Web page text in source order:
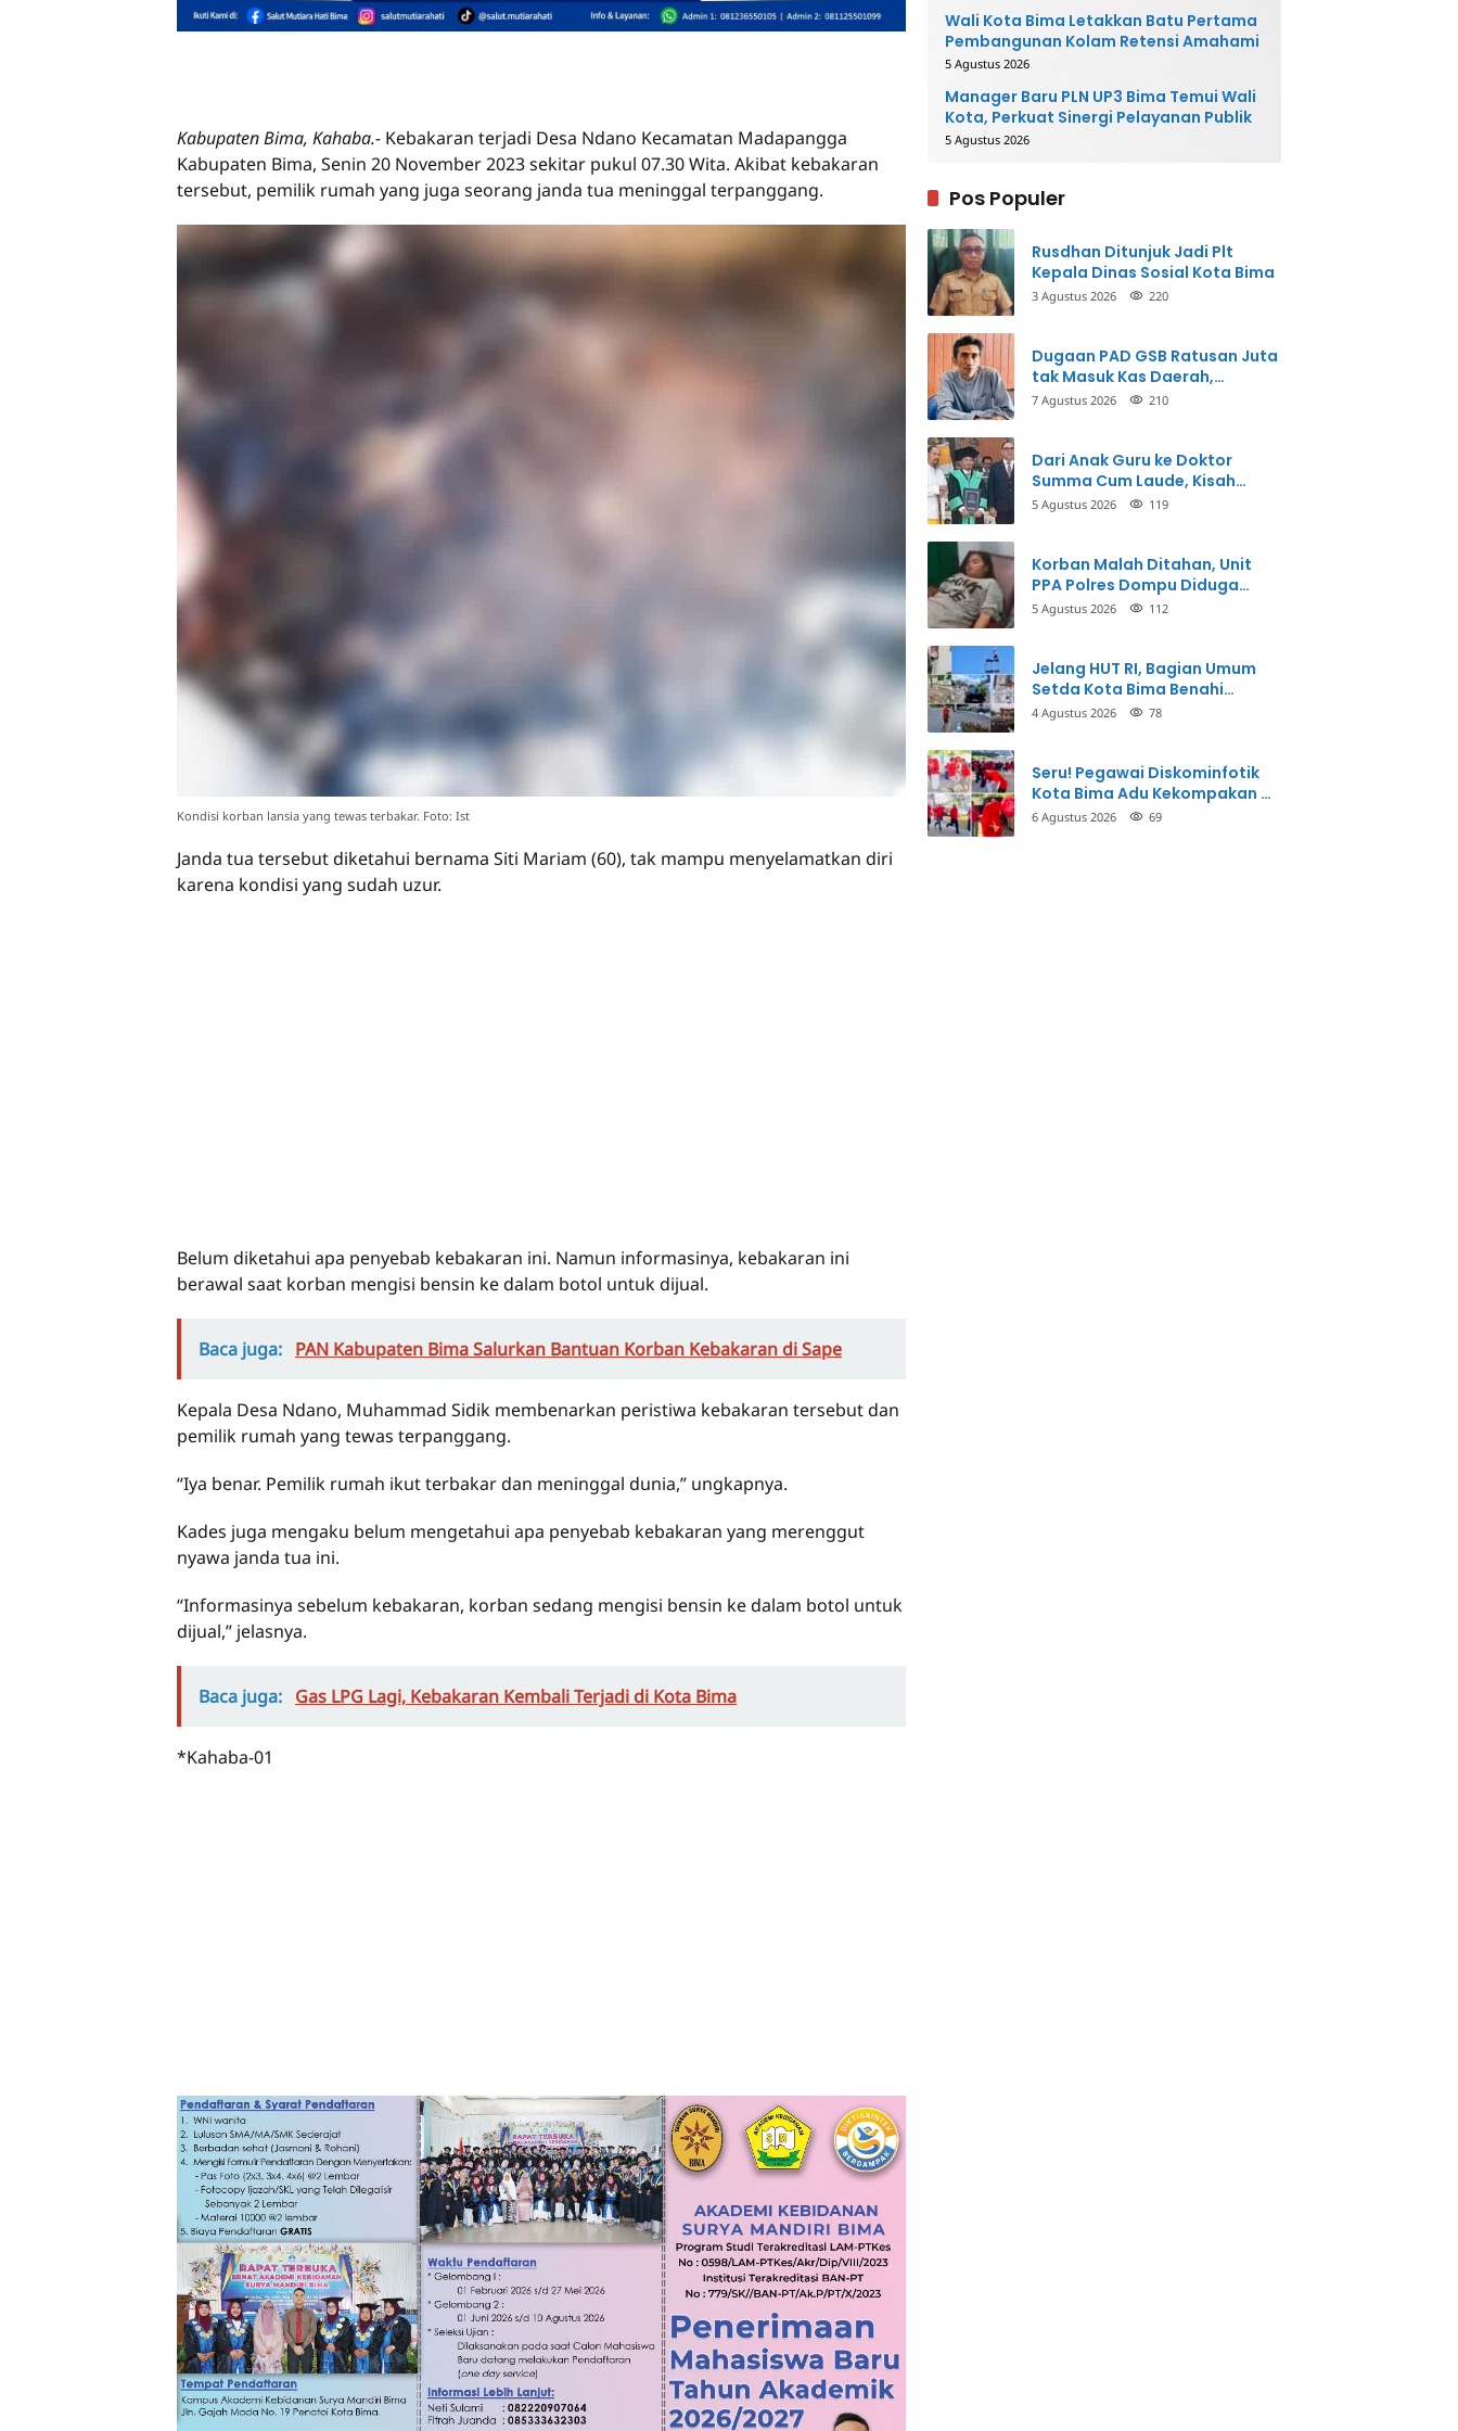
Kabupaten Bima, Kahaba.- Kebakaran terjadi Desa Ndano Kecamatan Madapangga
Kabupaten Bima, Senin 20 November 2023 sekitar pukul 07.30 Wita. Akibat kebakaran
tersebut, pemilik rumah yang juga seorang janda tua meninggal terpanggang.
Kondisi korban lansia yang tewas terbakar. Foto: Ist
Janda tua tersebut diketahui bernama Siti Mariam (60), tak mampu menyelamatkan diri
karena kondisi yang sudah uzur.
Belum diketahui apa penyebab kebakaran ini. Namun informasinya, kebakaran ini
berawal saat korban mengisi bensin ke dalam botol untuk dijual.
Baca juga: PAN Kabupaten Bima Salurkan Bantuan Korban Kebakaran di Sape
Kepala Desa Ndano, Muhammad Sidik membenarkan peristiwa kebakaran tersebut dan
pemilik rumah yang tewas terpanggang.
“Iya benar. Pemilik rumah ikut terbakar dan meninggal dunia,” ungkapnya.
Kades juga mengaku belum mengetahui apa penyebab kebakaran yang merenggut
nyawa janda tua ini.
“Informasinya sebelum kebakaran, korban sedang mengisi bensin ke dalam botol untuk
dijual,” jelasnya.
Baca juga: Gas LPG Lagi, Kebakaran Kembali Terjadi di Kota Bima
*Kahaba-01
Wali Kota Bima Letakkan Batu Pertama
Pembangunan Kolam Retensi Amahami
5 Agustus 2026
Manager Baru PLN UP3 Bima Temui Wali
Kota, Perkuat Sinergi Pelayanan Publik
5 Agustus 2026
Pos Populer
Rusdhan Ditunjuk Jadi Plt
Kepala Dinas Sosial Kota Bima
3 Agustus 2026 220
Dugaan PAD GSB Ratusan Juta
tak Masuk Kas Daerah,
Inspektorat Panggil Pihak
7 Agustus 2026 210
Dari Anak Guru ke Doktor
Summa Cum Laude, Kisah
Taman Firdaus Menginspirasi
5 Agustus 2026 119
Korban Malah Ditahan, Unit
PPA Polres Dompu Diduga
Balikkan Fakta Kasus
5 Agustus 2026 112
Jelang HUT RI, Bagian Umum
Setda Kota Bima Benahi
Kantor Pemkot
4 Agustus 2026 78
Seru! Pegawai Diskominfotik
Kota Bima Adu Kekompakan di
Lomba HUT RI
6 Agustus 2026 69